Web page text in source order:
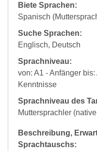
Biete Sprachen:
Spanisch
Suche Sprachen:
Englisch, Deutsch
Sprachniveau:
von: A1 - Anfänger
Kenntnisse
Sprachniveau des
Muttersprachler
Beschreibung,
Sprachtauschs: